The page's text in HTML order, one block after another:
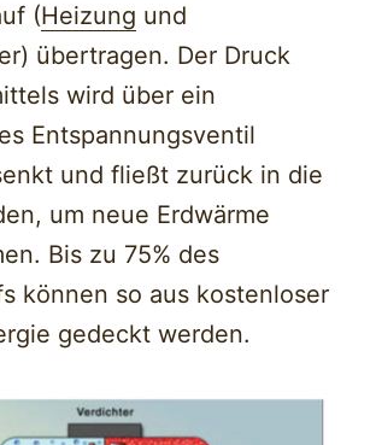
(Heizung und
übertragen. Der Druck
wird über ein
Entspannungsventil
und fließt zurück in die
um neue Erdwärme
Bis zu 75% des
können so aus kostenloser
gedeckt werden.